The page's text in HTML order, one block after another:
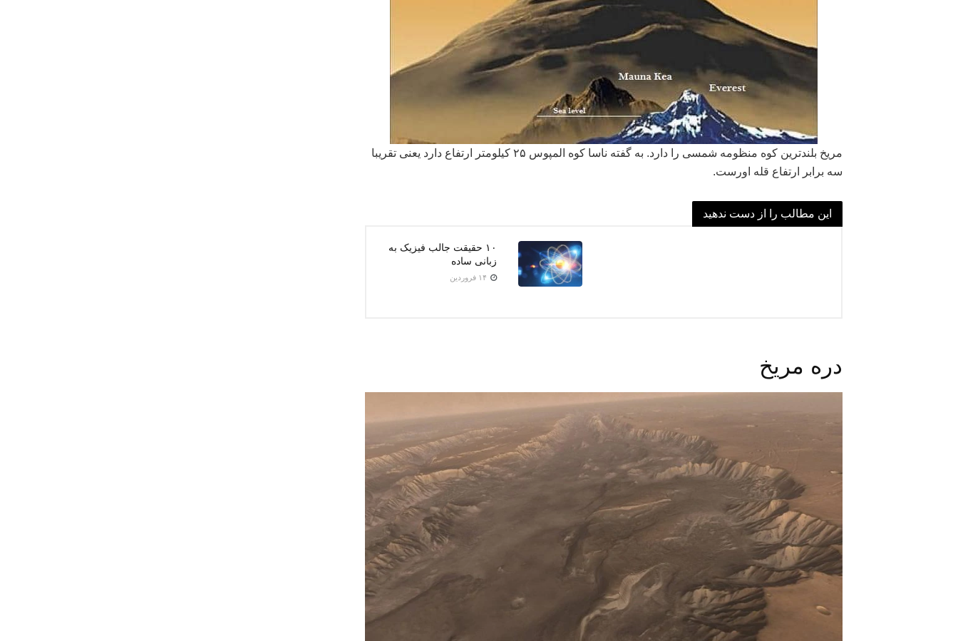
مریخ بلندترین کوه منظومه شمسی را دارد. به گفته ناسا کوه المپوس ۲۵ کیلومتر ارتفاع دارد یعنی تقریبا
سه برابر ارتفاع قله اورست.
این مطالب را از دست ندهید
۱۰ حقیقت جالب فیزیک به
زبانی ساده
دره مریخ